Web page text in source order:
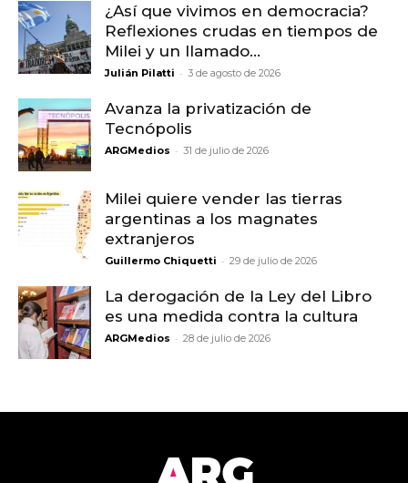
¿Así que vivimos en democracia?
Reflexiones crudas en tiempos de
Milei y un llamado...
Julián Pilatti - 3 de agosto de 2026
Avanza la privatización de
Tecnópolis
ARGMedios - 31 de julio de 2026
Milei quiere vender las tierras
argentinas a los magnates
extranjeros
Guillermo Chiquetti - 29 de julio de 2026
La derogación de la Ley del Libro
es una medida contra la cultura
ARGMedios - 28 de julio de 2026